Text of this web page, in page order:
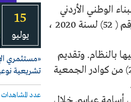
الصادرة عن مجلس البناء الوطني الأردني
بموجب المادة رقم ( 13) من نظام إجراءات الرقابة والتفتيش على أعمال الإعمار رقم ( 52) لسنة 2020 ،
بالنظام. وتقديم
الدعم للجان من خلال الحاق مهندسين عدد (2) وموظف أداري وسائقين عدد (2) من كوادر الجمعية
15
يوليو
«مستثمري
تشريعية
عدد المشاهدات